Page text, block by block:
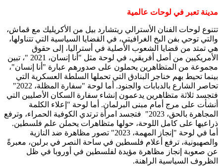
مدينة تعبر في لوحات عالمية
تتنوع لوحات الفنان الأسترالي ريتشارد بيل من الأكريليك مع قماش،
والتي توحي بفن البخ الغرافيتي، في القضايا السياسية التي تتناولها،
هي تمتد من قضايا الشعوب الأصلية في أستراليا، إلى حقوق
الأمريكيين من أصل أفريقي، في لوحة مثل "أنا إنسان، 2021 "، تبين
مجموعة من المتظاهرين يحملون على صدورهم عبارة "أنا إنسان"،
بينما تحيط بهم خناجر البنادق التي تحملها السلطة العسكرية التي
تحاصر الشارع بالدبابات والجنود. أما لوحة "سفارة المظلة، 2022"
فتجسد ثلاثة متظاهرين يدعمون إنشاء سفارة السكان الأصليين التي
أنشأت على مرج أمام مبنى البرلمان. أما لوحة "إعلاء الكلمة
المجاهرة بالحق، 2023" فتجسد امرأة ترتدي الكوفية الحمراء، وترفع
ذراعيها على كامل اللوحة، حولها متظاهرات يحملن علم فلسطين.
أما في لوحة "إنجاز المهمة، 2023" تصور مظاهرة ضد النازية
والصهيونية، ترفع أعلام فلسطين في ساحة النصر في برلين، معبرةً
عن صعوبة إنجاز مظاهرة مؤيدة لفلسطين في أوروبا في ظل
الظروف السياسية الراهنة.